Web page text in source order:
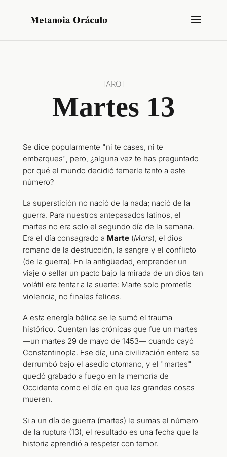
TAROT
Martes 13
Se dice popularmente "ni te cases, ni te
embarques", pero, ¿alguna vez te has preguntado
por qué el mundo decidió temerle tanto a este
número?
La superstición no nació de la nada; nació de la
guerra. Para nuestros antepasados latinos, el
martes no era solo el segundo día de la semana.
Era el día consagrado a Marte(Mars), el dios
romano de la destrucción, la sangre y el conflicto
(de la guerra). En la antigüedad, emprender un
viaje o sellar un pacto bajo la mirada de un dios tan
volátil era tentar a la suerte: Marte solo prometía
violencia, no finales felices.
A esta energía bélica se le sumó el trauma
histórico. Cuentan las crónicas que fue un martes
—un martes 29 de mayo de 1453— cuando cayó
Constantinopla. Ese día, una civilización entera se
derrumbó bajo el asedio otomano, y el "martes"
quedó grabado a fuego en la memoria de
Occidente como el día en que las grandes cosas
mueren.
Si a un día de guerra (martes) le sumas el número
de la ruptura (13), el resultado es una fecha que la
historia aprendió a respetar con temor.